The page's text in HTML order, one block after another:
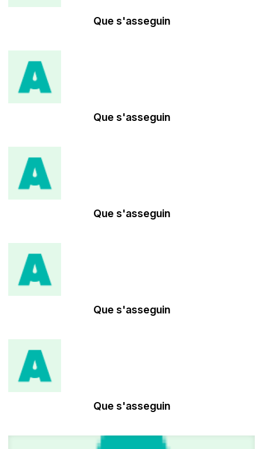
Que s'asseguin
Que s'asseguin
Que s'asseguin
Que s'asseguin
Que s'asseguin